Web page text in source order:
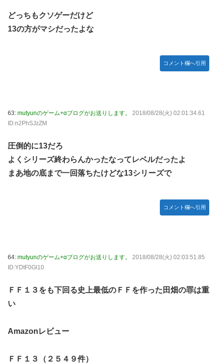
どっちもクソゲーだけど
13の方がマシだったよな
コメント欄へ引用
63: mutyunのゲーム+αブログがお送りします。
2018/08/28(火) 02:01:34.61
ID:n2PhSJzZM
圧倒的に13だろ
よくシリーズ終わらんかったなってレベルだったよ
まあ地の底まで一回落ちたけどな13シリーズで
コメント欄へ引用
64: mutyunのゲーム+αブログがお送りします。
2018/08/28(火) 02:03:51.85
ID:YDtF0Gl10
ＦＦ１３をも下回る史上最低のＦＦを作った田畑の罪は重
い
Amazonレビュー
ＦＦ１３（２５４９件）